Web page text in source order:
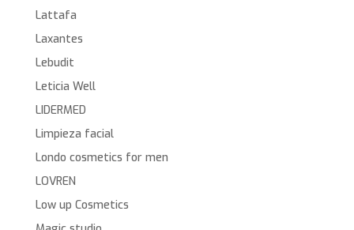
Lattafa
Laxantes
Lebudit
Leticia Well
LIDERMED
Limpieza facial
Londo cosmetics for men
LOVREN
Low up Cosmetics